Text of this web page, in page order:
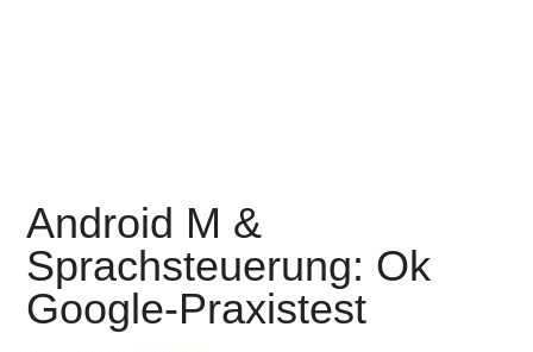
Android M &
Sprachsteuerung: Ok
Google-Praxistest